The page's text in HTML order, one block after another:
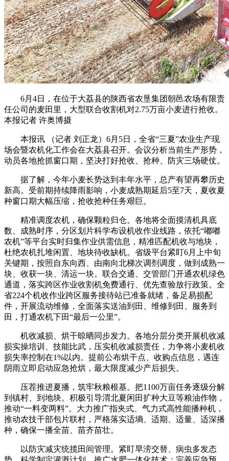
6月4日，在位于大荔县的陕西省农垦集团朝邑农场有限责
任公司的麦田里，大型联合收割机对2.75万亩小麦进行抢收。
本报记者 许奥博摄
本报讯 （记者 刘正龙）6月5日，全省“三夏”农业生产现
场会暨农机化工作会在大荔县召开。会议分析当前生产形势，
动员各地抢抓窗口期，坚决打好抢收、抢种、防灾三场硬仗。
据了解，今年小麦长势达到丰年水平，总产有望再攀历史
新高。受前期持续降雨影响，小麦成熟期延后5至7天，夏收夏
种窗口期大幅压缩，抢收抢种任务艰巨。
精准调度农机，确保颗粒归仓。各地将全面摸清机具底
数、成熟时序，分区划片科学布设机收作业线路，依托“嘟嘟
农机”等平台实时归集作业供需信息，精准匹配机收与地块，
杜绝农机扎堆闲置、地块待收缺机。省级平台紧盯6月上中旬
关键期，按照自东向西、由南向北梯次调剂调度，做到成熟一
块、收获一块、清运一块。联合交通、交管部门开通农机绿色
通道，落实跨区作业收割机免费通行、优先查验放行政策。全
省224个机收作业跨区服务接待站已准备就绪，备足易损配
件，开展流动维修，全面落实送油到田、维修到田、服务到
田，打通农机下田“最后一公里”。
机收减损、烘干晾晒同步发力。各地分层分类开展机收减
损实操培训、技能比武，压实机收减损责任，力争将小麦机收
损失率控制在1%以内。提前公布烘干点、收购点信息，遇连
阴雨立即启动应急抢烘，最大限度减少产后损失。
压茬推进夏播，筑牢秋粮根基。把1100万亩任务逐级分解
到镇村、到地块。积极引导渭北夏闲田扩种大豆等粮油作物，
推动“一料变两料”。大力推广指夹式、气力式高性能播种机，
推动农技干部包片联村，严格落实适墒、适期、适量、适深播
种，确保一播全苗、苗齐苗壮。
以防灾减灾统揽田间管理。紧盯旱涝交替、病虫多发态